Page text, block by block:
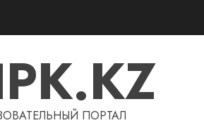
ПОРТАЛ